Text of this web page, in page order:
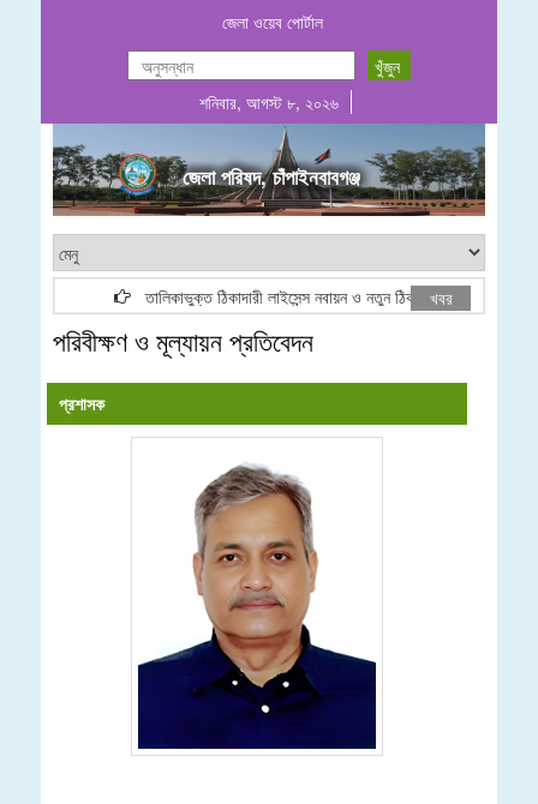
জেলা ওয়েব পোর্টাল
শনিবার, আগস্ট ৮, ২০২৬
জেলা পরিষদ, চাঁপাইনবাবগঞ্জ
তালিকাভুক্ত ঠিকাদারী লাইসেন্স নবায়ন ও নতুন ঠিকাদারী তালিকা ভুক্তি
খবর
পরিবীক্ষণ ও মূল্যায়ন প্রতিবেদন
প্রশাসক